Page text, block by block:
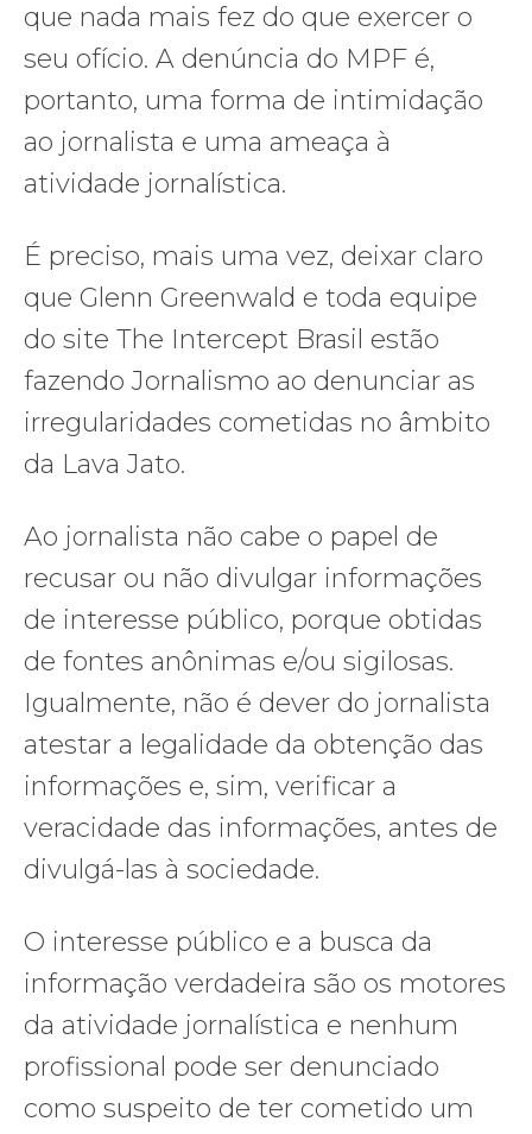
que nada mais fez do que exercer o
seu ofício. A denúncia do MPF é,
portanto, uma forma de intimidação
ao jornalista e uma ameaça à
atividade jornalística.
É preciso, mais uma vez, deixar claro
que Glenn Greenwald e toda equipe
do site The Intercept Brasil estão
fazendo Jornalismo ao denunciar as
irregularidades cometidas no âmbito
da Lava Jato.
Ao jornalista não cabe o papel de
recusar ou não divulgar informações
de interesse público, porque obtidas
de fontes anônimas e/ou sigilosas.
Igualmente, não é dever do jornalista
atestar a legalidade da obtenção das
informações e, sim, verificar a
veracidade das informações, antes de
divulgá-las à sociedade.
O interesse público e a busca da
informação verdadeira são os motores
da atividade jornalística e nenhum
profissional pode ser denunciado
como suspeito de ter cometido um